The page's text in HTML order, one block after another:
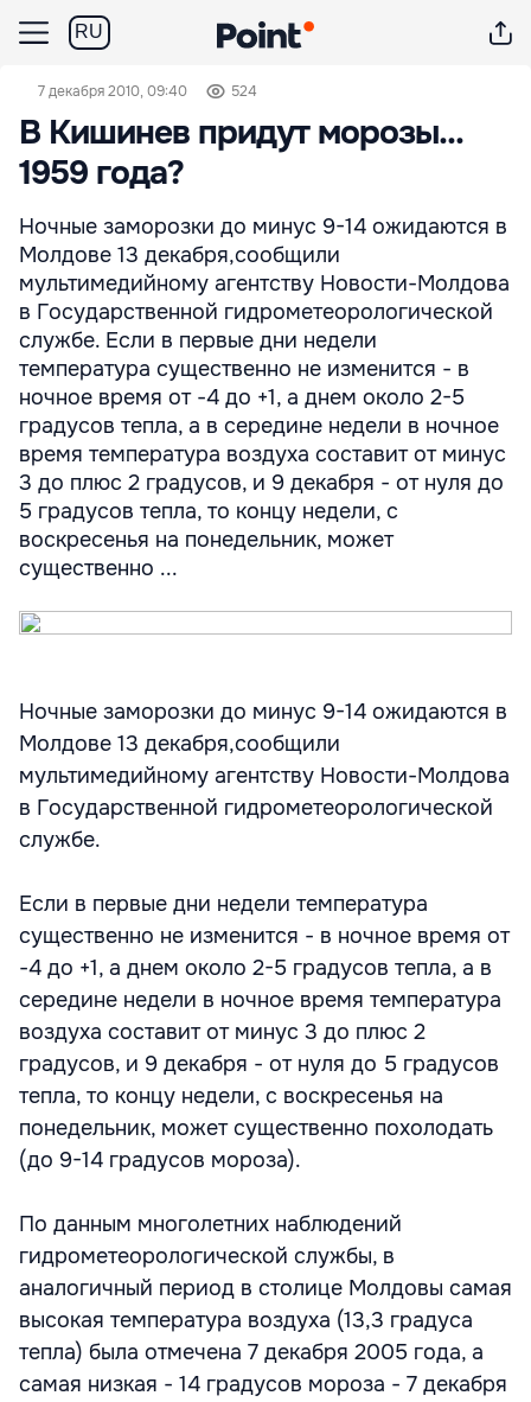
RU
7 декабря 2010, 09:40 524
В Кишинев придут морозы...
1959 года?
Ночные заморозки до минус 9-14 ожидаются в
Молдове 13 декабря,сообщили
мультимедийному агентству Новости-Молдова
в Государственной гидрометеорологической
службе. Если в первые дни недели
температура существенно не изменится - в
ночное время от -4 до +1, а днем около 2-5
градусов тепла, а в середине недели в ночное
время температура воздуха составит от минус
3 до плюс 2 градусов, и 9 декабря - от нуля до
5 градусов тепла, то концу недели, с
воскресенья на понедельник, может
существенно ...
Ночные заморозки до минус 9-14 ожидаются в
Молдове 13 декабря,сообщили
мультимедийному агентству Новости-Молдова
в Государственной гидрометеорологической
службе.
Если в первые дни недели температура
существенно не изменится - в ночное время от
-4 до +1, а днем около 2-5 градусов тепла, а в
середине недели в ночное время температура
воздуха составит от минус 3 до плюс 2
градусов, и 9 декабря - от нуля до 5 градусов
тепла, то концу недели, с воскресенья на
понедельник, может существенно похолодать
(до 9-14 градусов мороза).
По данным многолетних наблюдений
гидрометеорологической службы, в
аналогичный период в столице Молдовы самая
высокая температура воздуха (13,3 градуса
тепла) была отмечена 7 декабря 2005 года, а
самая низкая - 14 градусов мороза - 7 декабря